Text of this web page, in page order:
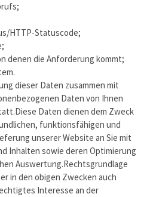
HTTP-Statuscode;
denen die Anforderung kommt;
dieser Daten zusammen mit
Daten von Ihnen
Daten dienen dem Zweck
funktionsfähigen und
unserer Website an Sie mit
Inhalten sowie deren Optimierung
Auswertung.Rechtsgrundlage
in den obigen Zwecken auch
Interesse an der